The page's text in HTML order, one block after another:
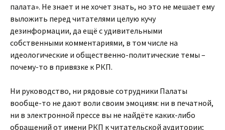
палата». Не знает и не хочет знать, но это не мешает ему
выложить перед читателями целую кучу
дезинформации, да ещё с удивительными
собственными комментариями, в том числе на
идеологические и общественно-политические темы –
почему-то в привязке к РКП.
Ни руководство, ни рядовые сотрудники Палаты
вообще-то не дают воли своим эмоциям: ни в печатной,
ни в электронной прессе вы не найдёте каких-либо
обращений от имени РКП к читательской аудитории;